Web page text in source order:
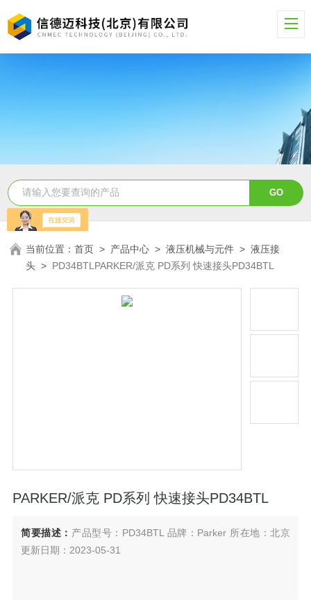
当前位置：首页 > 产品中心 >液压机械与元件 >液压接
头 > PD34BTLPARKER/派克 PD系列 快速接头PD34BTL
PARKER/派克 PD系列 快速接头PD34BTL
简要描述： 产品型号：PD34BTL 品牌：Parker 所在地：北京
更新日期：2023-05-31